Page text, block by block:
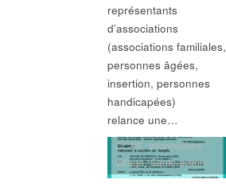
représentants
d’associations
(associations familiales,
personnes âgées,
insertion, personnes
handicapées)
relance une…
CCAS, Informations
village,Santé-action
sociale